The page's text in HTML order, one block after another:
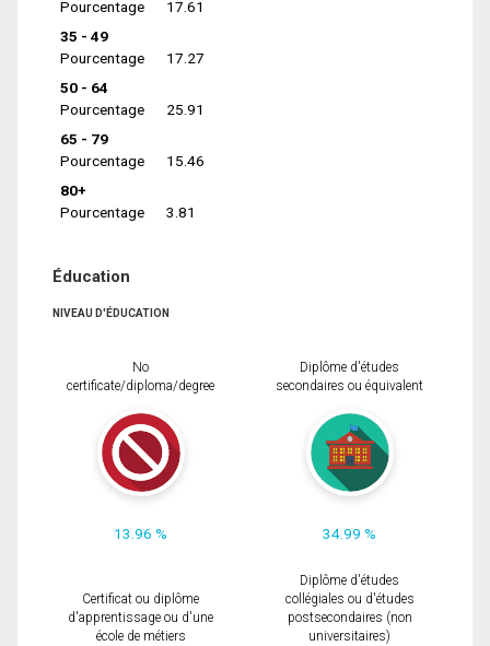
Pourcentage
17.61
35 - 49
Pourcentage
17.27
50 - 64
Pourcentage
25.91
65 - 79
Pourcentage
15.46
80+
Pourcentage
3.81
Éducation
NIVEAU D'ÉDUCATION
No
certificate/diploma/degree
13.96 %
Diplôme d'études
secondaires ou équivalent
34.99 %
Certificat ou diplôme
d'apprentissage ou d'une
école de métiers
Diplôme d'études
collégiales ou d'études
postsecondaires (non
universitaires)